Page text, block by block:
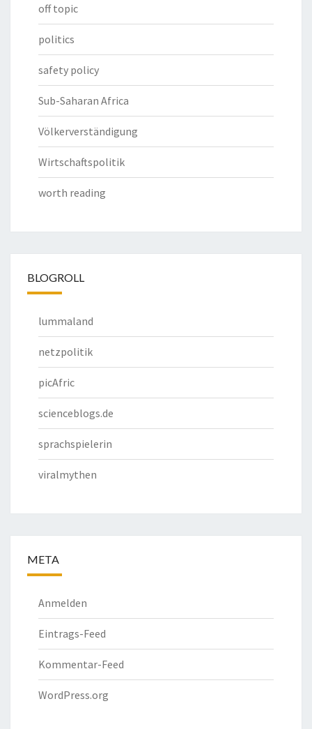
off topic
politics
safety policy
Sub-Saharan Africa
Völkerverständigung
Wirtschaftspolitik
worth reading
BLOGROLL
lummaland
netzpolitik
picAfric
scienceblogs.de
sprachspielerin
viralmythen
META
Anmelden
Eintrags-Feed
Kommentar-Feed
WordPress.org